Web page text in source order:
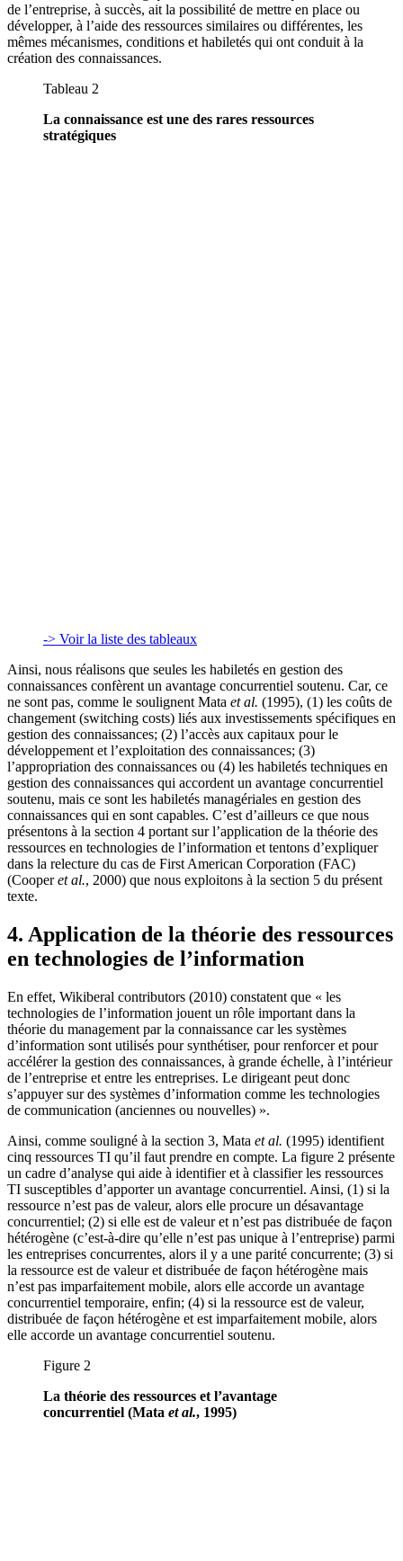
de l’entreprise, à succès, ait la possibilité de mettre en place ou
développer, à l’aide des ressources similaires ou différentes, les
mêmes mécanismes, conditions et habiletés qui ont conduit à la
création des connaissances.
Tableau 2
La connaissance est une des rares ressources
stratégiques
-> Voir la liste des tableaux
Ainsi, nous réalisons que seules les habiletés en gestion des
connaissances confèrent un avantage concurrentiel soutenu. Car, ce
ne sont pas, comme le soulignent Mata et al. (1995), (1) les coûts de
changement (switching costs) liés aux investissements spécifiques en
gestion des connaissances; (2) l’accès aux capitaux pour le
développement et l’exploitation des connaissances; (3)
l’appropriation des connaissances ou (4) les habiletés techniques en
gestion des connaissances qui accordent un avantage concurrentiel
soutenu, mais ce sont les habiletés managériales en gestion des
connaissances qui en sont capables. C’est d’ailleurs ce que nous
présentons à la section 4 portant sur l’application de la théorie des
ressources en technologies de l’information et tentons d’expliquer
dans la relecture du cas de First American Corporation (FAC)
(Cooperet al., 2000) que nous exploitons à la section 5 du présent
texte.
4. Application de la théorie des ressources
en technologies de l’information
En effet, Wikiberal contributors (2010) constatent que « les
technologies de l’information jouent un rôle important dans la
théorie du management par la connaissance car les systèmes
d’information sont utilisés pour synthétiser, pour renforcer et pour
accélérer la gestion des connaissances, à grande échelle, à l’intérieur
de l’entreprise et entre les entreprises. Le dirigeant peut donc
s’appuyer sur des systèmes d’information comme les technologies
de communication (anciennes ou nouvelles) ».
Ainsi, comme souligné à la section 3, Mata et al. (1995) identifient
cinq ressources TI qu’il faut prendre en compte. La figure 2 présente
un cadre d’analyse qui aide à identifier et à classifier les ressources
TI susceptibles d’apporter un avantage concurrentiel. Ainsi, (1) si la
ressource n’est pas de valeur, alors elle procure un désavantage
concurrentiel; (2) si elle est de valeur et n’est pas distribuée de façon
hétérogène (c’est-à-dire qu’elle n’est pas unique à l’entreprise) parmi
les entreprises concurrentes, alors il y a une parité concurrente; (3) si
la ressource est de valeur et distribuée de façon hétérogène mais
n’est pas imparfaitement mobile, alors elle accorde un avantage
concurrentiel temporaire, enfin; (4) si la ressource est de valeur,
distribuée de façon hétérogène et est imparfaitement mobile, alors
elle accorde un avantage concurrentiel soutenu.
Figure 2
La théorie des ressources et l’avantage
concurrentiel (Mata et al., 1995)